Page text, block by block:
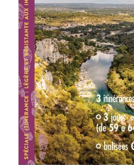
ACHETER LE PRODUIT
/
DÉTAILS